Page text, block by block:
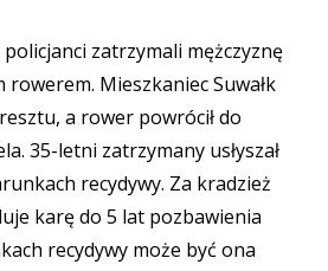
zatrzymali mężczyznę
Mieszkaniec Suwałk
a rower powrócił do
35-letni zatrzymany usłyszał
recydywy. Za kradzież
karę do 5 lat pozbawienia
recydywy może być ona